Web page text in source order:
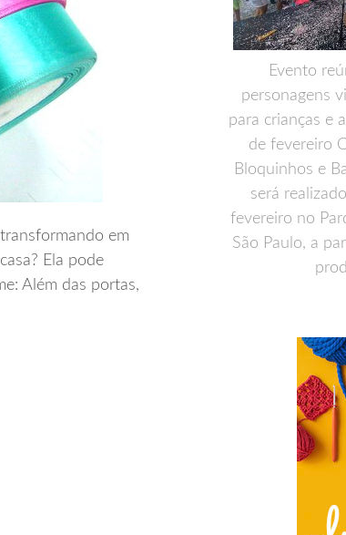
em
Ela pode
Além das portas,
Evento
personagens
para crianças e
de fevereiro
Bloquinhos e
será
fevereiro no
São Paulo, a